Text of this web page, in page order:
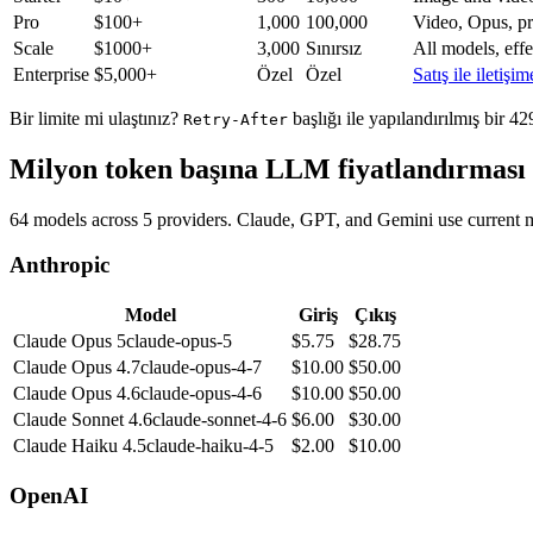
Pro
$100+ 1,000 100,000
Video, Opus,
Scale
$1000+ 3,000 Sınırsız
All models,
Enterprise $5,000+ Özel Özel Satış ile
Bir limite mi ulaştınız? Retry-After başlığı ile yapılandırılmış bir
Milyon token başına LLM fiyatlandırması
64 models across 5 providers. Claude, GPT, and Gemini use
Anthropic
Model Giriş
Çıkış
Claude Opus 5claude-opus-5 $5.75 $28.75
Claude Opus 4.7claude-opus-4-7 $10.00 $50.00
Claude Opus 4.6claude-opus-4-6 $10.00 $50.00
Claude Sonnet 4.6claude-sonnet-4-6 $6.00 $30.00
Claude Haiku 4.5claude-haiku-4-5 $2.00 $10.00
OpenAI